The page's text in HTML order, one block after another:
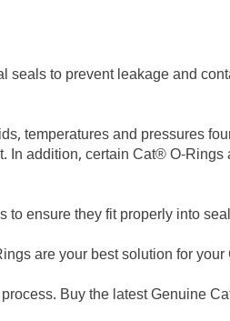
seals to prevent leakage and
temperatures and pressures
addition, certain Cat® O-
ensure they fit properly into
are your best solution for
Buy the latest Genuine